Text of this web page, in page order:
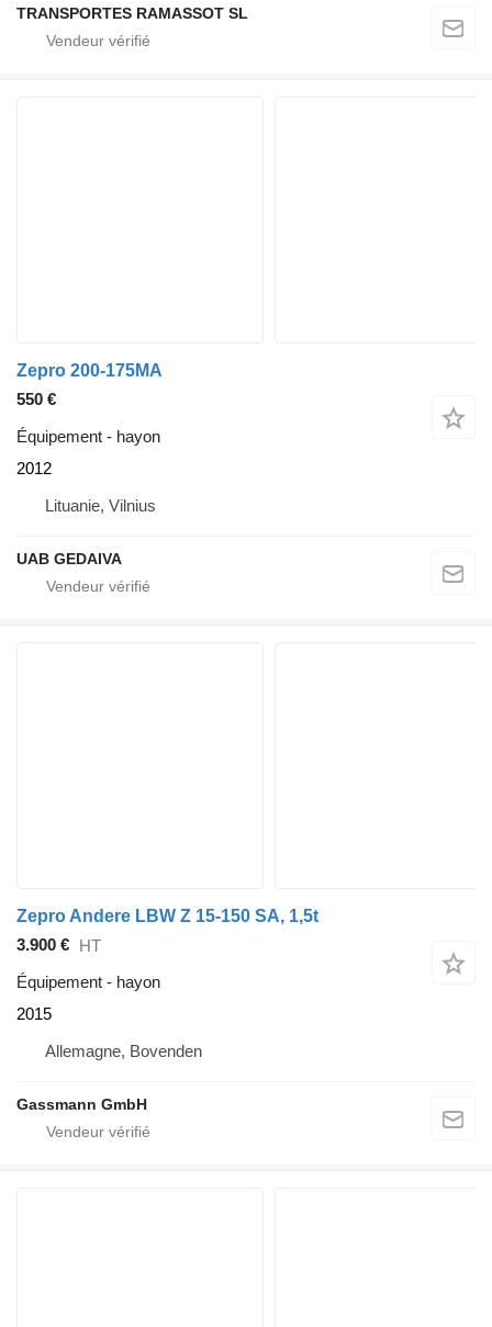
TRANSPORTES RAMASSOT SL
Zepro 200-175MA
550 €
Équipement - hayon
2012
Lituanie, Vilnius
UAB GEDAIVA
Zepro Andere LBW Z 15-150 SA, 1,5t
3.900 € HT
Équipement - hayon
2015
Allemagne, Bovenden
Gassmann GmbH